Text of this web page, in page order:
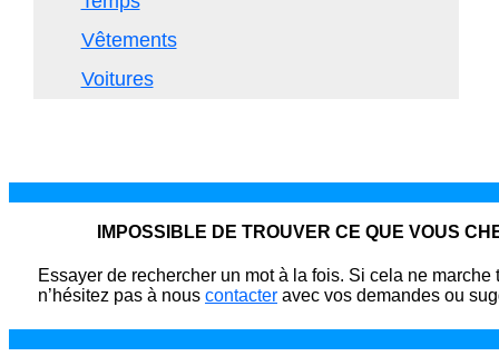
Vêtements
Voitures
IMPOSSIBLE DE TROUVER CE QUE VOUS
Essayer de rechercher un mot à la fois. Si cela ne marche
n’hésitez pas à nous contacter avec vos demandes ou